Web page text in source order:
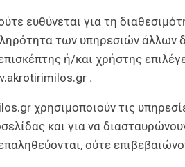
ευθύνεται για τη
των υπηρεσιών άλλων
ή/και χρήστης
.
χρησιμοποιούν τις
και για να
ούτε